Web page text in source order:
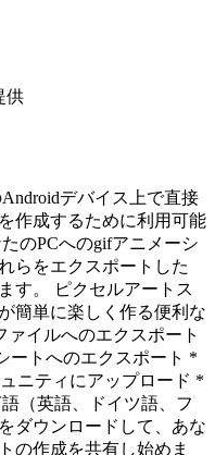
供
デバイス上で直接
作成するために利用可能
のPCへのgifアニメーシ
らをエクスポートした
す。 ピクセルアートス
簡単に楽しく作る便利な
イルへのエクスポート
ートへのエクスポート *
ニティにアップロード *
（英語、ドイツ語、フ
ダウンロードして、あな
の作成を共有し始めま